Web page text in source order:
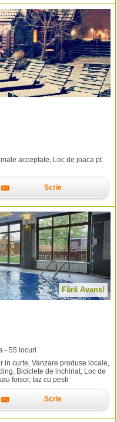
acceptate, Loc de joaca pt
Scrie
Fără Avans!
- 55 locuri
in curte, Vanzare produse locale,
Biciclete de inchiriat, Loc de
foisor, Iaz cu pesti
Scrie